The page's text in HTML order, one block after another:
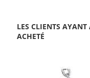
LES CLIENTS AYANT
ACHETÉ